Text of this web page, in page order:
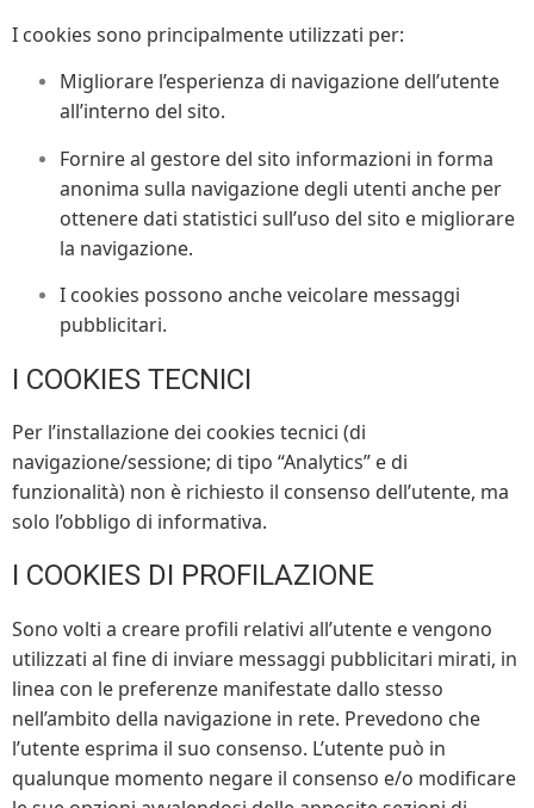
I cookies sono principalmente utilizzati per:
Migliorare l’esperienza di navigazione dell’utente
all’interno del sito.
Fornire al gestore del sito informazioni in forma
anonima sulla navigazione degli utenti anche per
ottenere dati statistici sull’uso del sito e migliorare
la navigazione.
I cookies possono anche veicolare messaggi
pubblicitari.
I COOKIES TECNICI
Per l’installazione dei cookies tecnici (di
navigazione/sessione; di tipo “Analytics” e di
funzionalità) non è richiesto il consenso dell’utente, ma
solo l’obbligo di informativa.
I COOKIES DI PROFILAZIONE
Sono volti a creare profili relativi all’utente e vengono
utilizzati al fine di inviare messaggi pubblicitari mirati, in
linea con le preferenze manifestate dallo stesso
nell’ambito della navigazione in rete. Prevedono che
l’utente esprima il suo consenso. L’utente può in
qualunque momento negare il consenso e/o modificare